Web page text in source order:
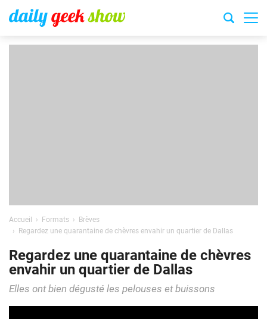
Accueil Formats
Brèves
Regardez une quarantaine de chèvres envahir un quartier de Dallas
Regardez une quarantaine de chèvres
envahir un quartier de Dallas
Elles ont bien dégusté les pelouses et buissons